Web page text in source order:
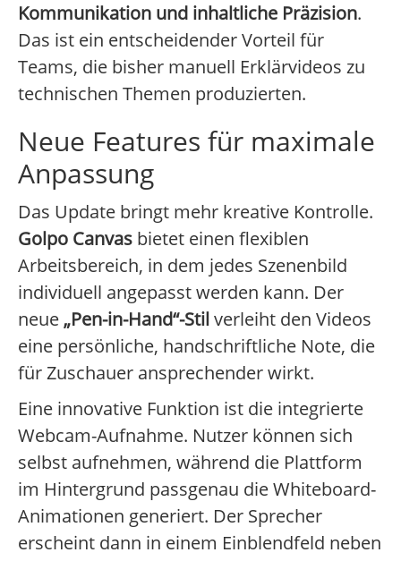
Kommunikation und inhaltliche Präzision.
Das ist ein entscheidender Vorteil für
Teams, die bisher manuell Erklärvideos zu
technischen Themen produzierten.
Neue Features für maximale
Anpassung
Das Update bringt mehr kreative Kontrolle.
Golpo Canvas bietet einen flexiblen
Arbeitsbereich, in dem jedes Szenenbild
individuell angepasst werden kann. Der
neue „Pen-in-Hand“-Stilverleiht den Videos
eine persönliche, handschriftliche Note, die
für Zuschauer ansprechender wirkt.
Eine innovative Funktion ist die integrierte
Webcam-Aufnahme. Nutzer können sich
selbst aufnehmen, während die Plattform
im Hintergrund passgenau die Whiteboard-
Animationen generiert. Der Sprecher
erscheint dann in einem Einblendfeld neben